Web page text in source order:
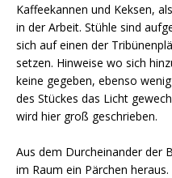
Kaffeekannen und Keksen,
in der Arbeit. Stühle sind
sich auf einen der
setzen. Hinweise wo sich
keine gegeben, ebenso
des Stückes das Licht
wird hier groß geschrieben.
Aus dem Durcheinander der
im Raum ein Pärchen